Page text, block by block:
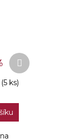
(5 ks)
Další
produkt